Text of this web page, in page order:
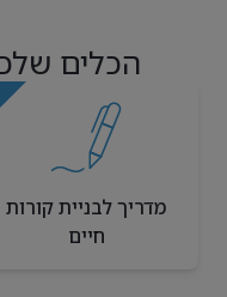
הכלים
מדריך לבניית קורות
חיים